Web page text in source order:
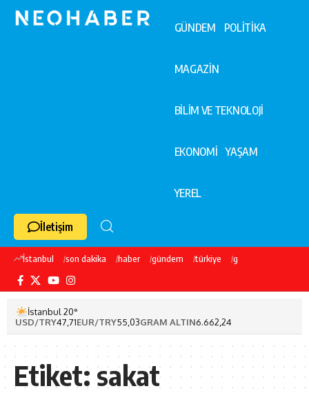
GÜNDEM POLİTİKA
MAGAZİN
BİLİM VE TEKNOLOJİ
EKONOMİ YAŞAM
YEREL
İletişim
İstanbul son dakika haber gündem türkiye galatasaray
İstanbul 20°
USD/TRY47,71EUR/TRY55,03GRAM ALTIN6.662,24
Etiket: sakat